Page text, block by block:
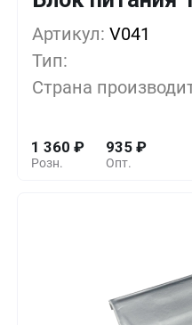
Артикул: V041
Тип:
Страна
Розн.
1 360 ₽
Опт.
935 ₽
1+ 0%
5+
10+ -18%